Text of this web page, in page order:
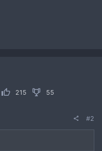
215 55
#2